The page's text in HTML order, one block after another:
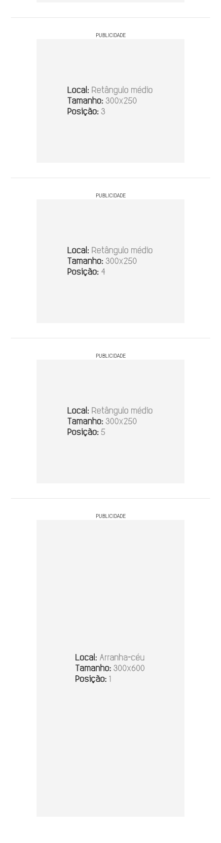
PUBLICIDADE
PUBLICIDADE
PUBLICIDADE
PUBLICIDADE